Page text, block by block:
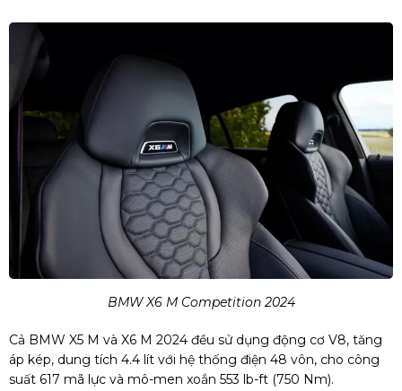
BMW X6 M Competition 2024
Cả BMW X5 M và X6 M 2024 đều sử dụng động cơ V8, tăng
áp kép, dung tích 4.4 lít với hệ thống điện 48 vôn, cho công
suất 617 mã lực và mô-men xoắn 553 lb-ft (750 Nm).